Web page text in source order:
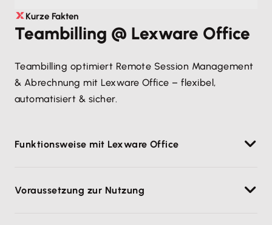
Kurze Fakten
Teambilling @ Lexware Office
Teambilling optimiert Remote Session Management
& Abrechnung mit Lexware Office – flexibel,
automatisiert & sicher.
Funktionsweise mit Lexware Office
Sessions
Voraussetzung zur Nutzung